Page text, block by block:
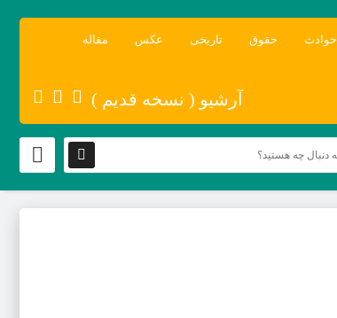
حوادث حقوق تاریخی عکس
مقاله
آرشیو ( نسخه قدیم )